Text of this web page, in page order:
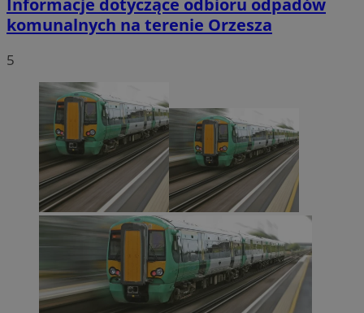
Informacje dotyczące odbioru odpadów
komunalnych na terenie Orzesza
5